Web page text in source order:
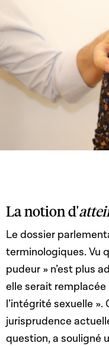
La notion d'
Le dossier
terminologiques. Vu
pudeur » n’est plus
elle serait
l’intégrité sexuelle
jurisprudence
question, a souligné